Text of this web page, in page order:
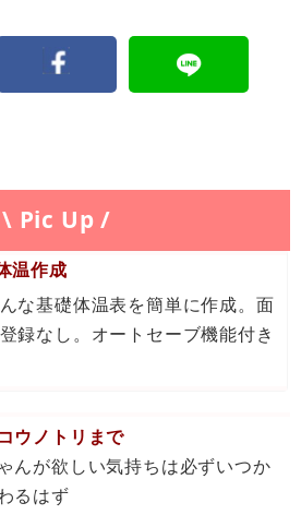
\ Pic Up /
温作成
な基礎体温表を簡単に作成。面
録なし。オートセーブ機能付き
ウノトリまで
んが欲しい気持ちは必ずいつか
るはず